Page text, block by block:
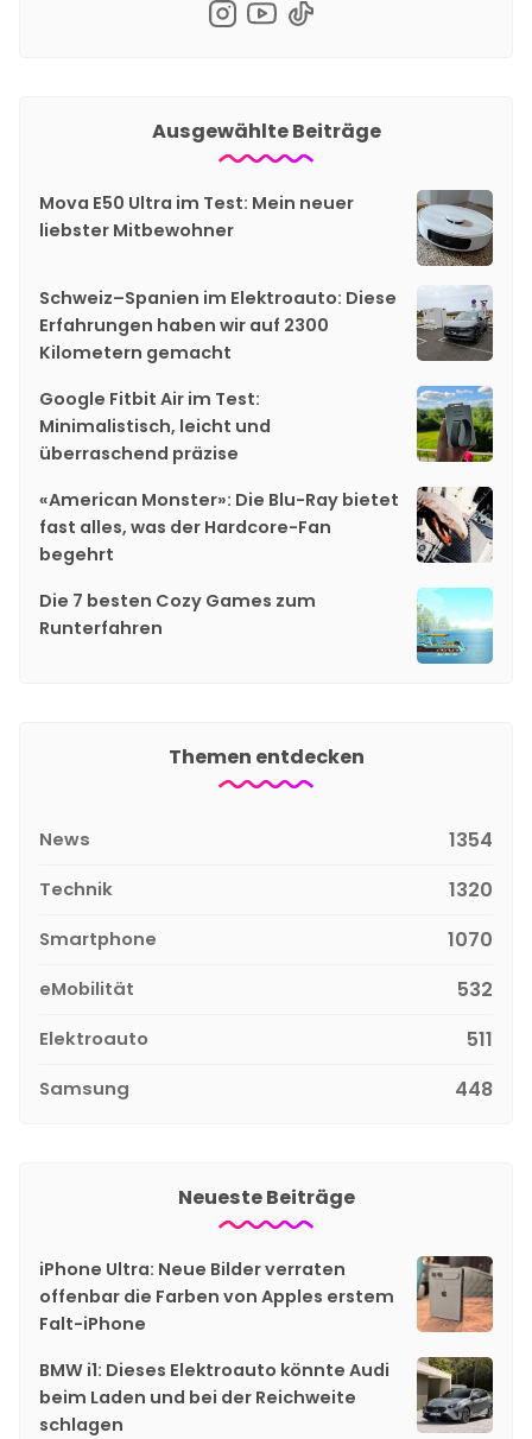
Ausgewählte Beiträge
Mova E50 Ultra im Test: Mein neuer
liebster Mitbewohner
Schweiz–Spanien im Elektroauto: Diese
Erfahrungen haben wir auf 2300
Kilometern gemacht
Google Fitbit Air im Test:
Minimalistisch, leicht und
überraschend präzise
«American Monster»: Die Blu-Ray bietet
fast alles, was der Hardcore-Fan
begehrt
Die 7 besten Cozy Games zum
Runterfahren
Themen entdecken
News 1354
Technik 1320
Smartphone 1070
eMobilität 532
Elektroauto 511
Samsung 448
Neueste Beiträge
iPhone Ultra: Neue Bilder verraten
offenbar die Farben von Apples erstem
Falt-iPhone
BMW i1: Dieses Elektroauto könnte Audi
beim Laden und bei der Reichweite
schlagen